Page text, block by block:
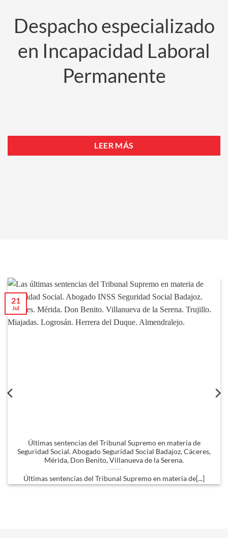
Despacho especializado
en Incapacidad Laboral
Permanente
LEER MÁS
Últimas sentencias del Tribunal Supremo en materia de
Seguridad Social. Abogado Seguridad Social Badajoz, Cáceres,
Mérida, Don Benito, Villanueva de la Serena.
Últimas sentencias del Tribunal Supremo en materia de[...]
21
Jul